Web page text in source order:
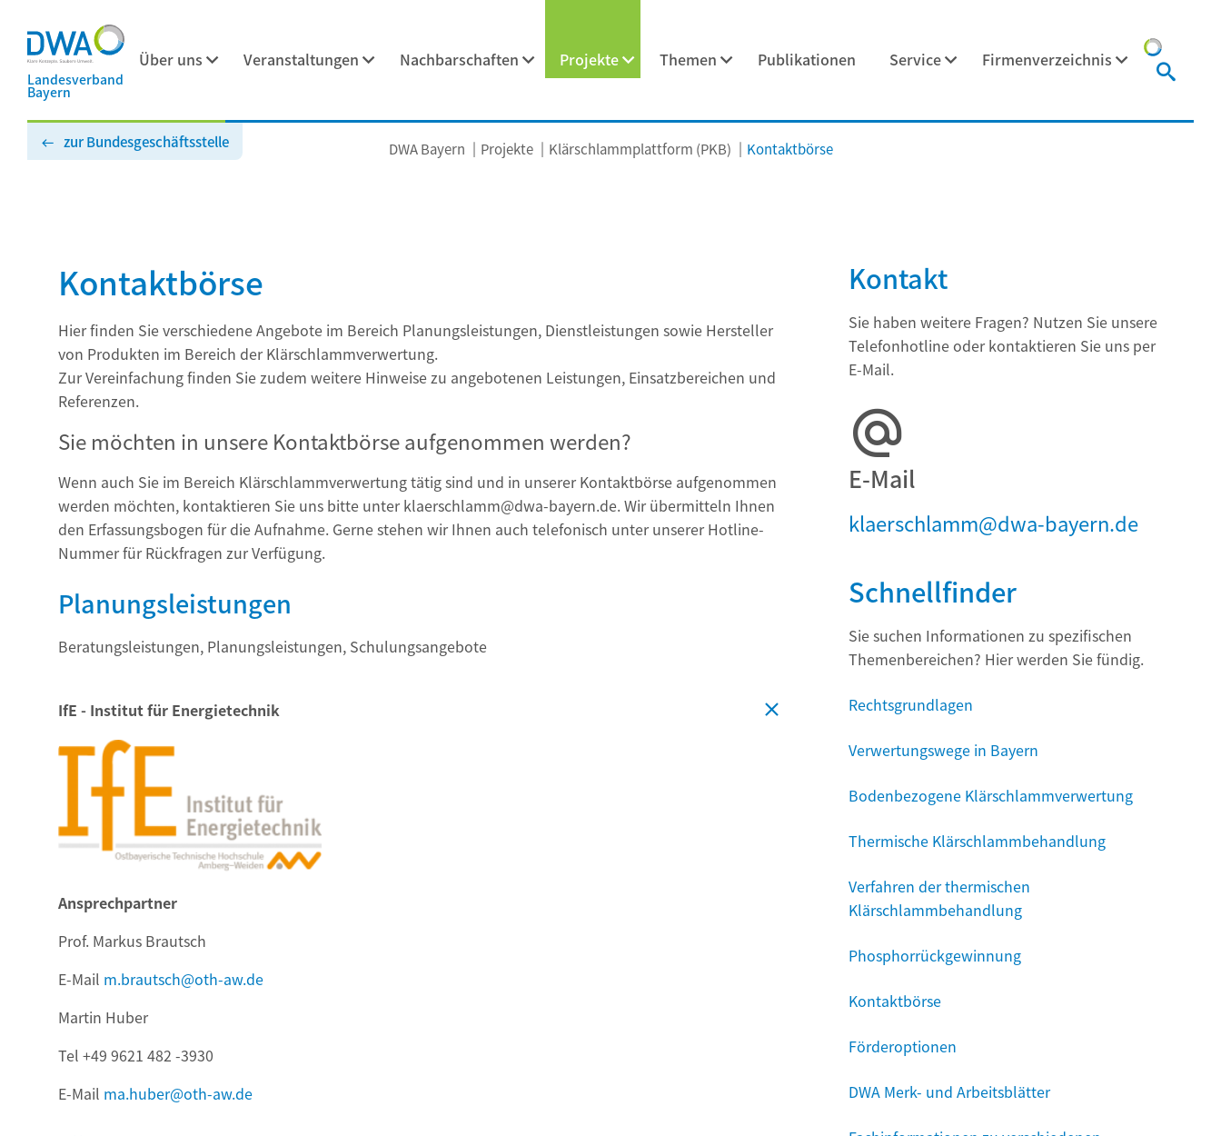
Landesverband
Bayern
Über uns Veranstaltungen Nachbarschaften Projekte Themen Publikationen Service Firmenverzeichnis
zur Bundesgeschäftsstelle DWA Bayern Projekte Klärschlammplattform (PKB) Kontaktbörse
Kontaktbörse
Hier finden Sie verschiedene Angebote im Bereich Planungsleistungen, Dienstleistungen sowie Hersteller
von Produkten im Bereich der Klärschlammverwertung.
Zur Vereinfachung finden Sie zudem weitere Hinweise zu angebotenen Leistungen, Einsatzbereichen und
Referenzen.
Sie möchten in unsere Kontaktbörse aufgenommen werden?
Wenn auch Sie im Bereich Klärschlammverwertung tätig sind und in unserer Kontaktbörse aufgenommen
werden möchten, kontaktieren Sie uns bitte unter klaerschlamm@dwa-bayern.de. Wir übermitteln Ihnen
den Erfassungsbogen für die Aufnahme. Gerne stehen wir Ihnen auch telefonisch unter unserer Hotline-
Nummer für Rückfragen zur Verfügung.
Planungsleistungen
Beratungsleistungen, Planungsleistungen, Schulungsangebote
IfE - Institut für Energietechnik
Ansprechpartner
Prof. Markus Brautsch
E-Mail m.brautsch@oth-aw.de
Martin Huber
Tel +49 9621 482 -3930
E-Mail ma.huber@oth-aw.de
Kontakt
Sie haben weitere Fragen? Nutzen Sie unsere
Telefonhotline oder kontaktieren Sie uns per
E-Mail.
E-Mail
klaerschlamm@dwa-bayern.de
Schnellfinder
Sie suchen Informationen zu spezifischen
Themenbereichen? Hier werden Sie fündig.
Rechtsgrundlagen
Verwertungswege in Bayern
Bodenbezogene Klärschlammverwertung
Thermische Klärschlammbehandlung
Verfahren der thermischen
Klärschlammbehandlung
Phosphorrückgewinnung
Kontaktbörse
Förderoptionen
DWA Merk- und Arbeitsblätter